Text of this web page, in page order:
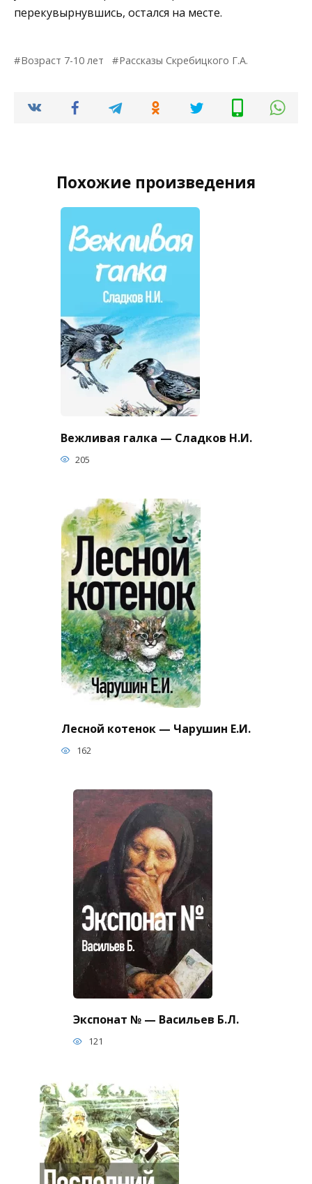
перекувырнувшись, остался на месте.
Возраст 7-10 лет Рассказы Скребицкого Г.А.
Похожие произведения
Вежливая галка — Сладков Н.И.
205
Лесной котенок — Чарушин Е.И.
162
Экспонат № — Васильев Б.Л.
121